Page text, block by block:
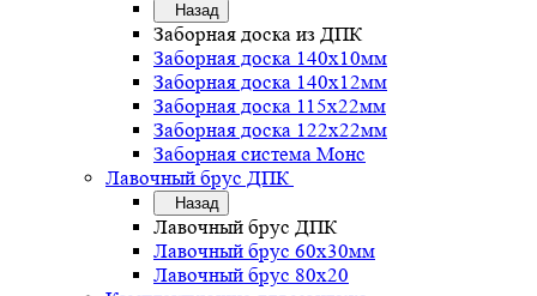
Назад
Заборная доска из ДПК
Заборная доска 140х10мм
Заборная доска 140х12мм
Заборная доска 115х22мм
Заборная доска 122х22мм
Заборная система Монс
Лавочный брус ДПК
Назад
Лавочный брус ДПК
Лавочный брус 60х30мм
Лавочный брус 80х20